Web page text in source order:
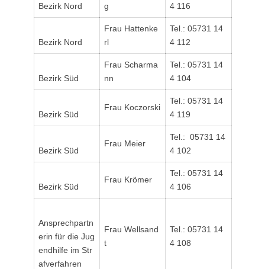
Bezirk Nord
g
4 116
Bezirk Nord
Frau Hattenke
rl
Tel.: 05731 14
4 112
Bezirk Süd
Frau Scharma
nn
Tel.: 05731 14
4 104
Bezirk Süd
Frau Koczorski
Tel.: 05731 14
4 119
Bezirk Süd
Frau Meier
Tel.: 05731 14
4 102
Bezirk Süd
Frau Krömer
Tel.: 05731 14
4 106
Ansprechpartn
erin für die Jug
endhilfe im Str
afverfahren
Frau Wellsand
t
Tel.: 05731 14
4 108